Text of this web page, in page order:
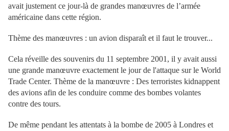
avait justement ce jour-là de grandes manœuvres de l’armée
américaine dans cette région.
Thème des manœuvres : un avion disparaît et il faut le trouver...
Cela réveille des souvenirs du 11 septembre 2001, il y avait aussi
une grande manœuvre exactement le jour de l'attaque sur le World
Trade Center. Thème de la manœuvre : Des terroristes kidnappent
des avions afin de les conduire comme des bombes volantes
contre des tours.
De même pendant les attentats à la bombe de 2005 à Londres et